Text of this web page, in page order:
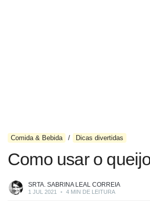
Comida & Bebida Dicas divertidas
Como usar o
SRTA. SABRINA LEAL CORREIA
1 JUL 2021 • 4 MIN DE LEITURA